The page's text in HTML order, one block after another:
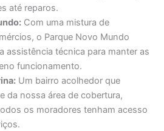
até reparos.
Com uma mistura de
o Parque Novo Mundo
assistência técnica para manter as
funcionamento.
Um bairro acolhedor que
da nossa área de cobertura,
os moradores tenham acesso